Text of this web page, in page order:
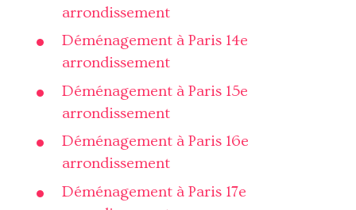
arrondissement
Déménagement à Paris 14e
arrondissement
Déménagement à Paris 15e
arrondissement
Déménagement à Paris 16e
arrondissement
Déménagement à Paris 17e